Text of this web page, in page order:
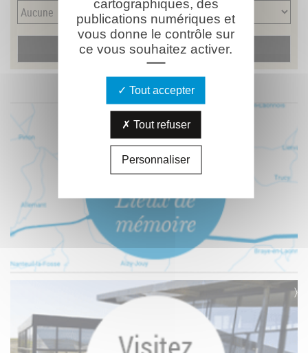
cartographiques, des
publications numériques et
vous donne le contrôle sur
ce vous souhaitez activer.
Tout accepter
Tout refuser
Personnaliser